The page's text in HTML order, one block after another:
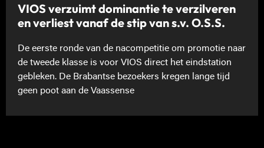
VIOS verzuimt dominantie te verzilveren
en verliest vanaf de stip van s.v. O.S.S.
De eerste ronde van de nacompetitie om promotie naar
de tweede klasse is voor VIOS direct het eindstation
gebleken. De Brabantse bezoekers kregen lange tijd
geen poot aan de Vaassense